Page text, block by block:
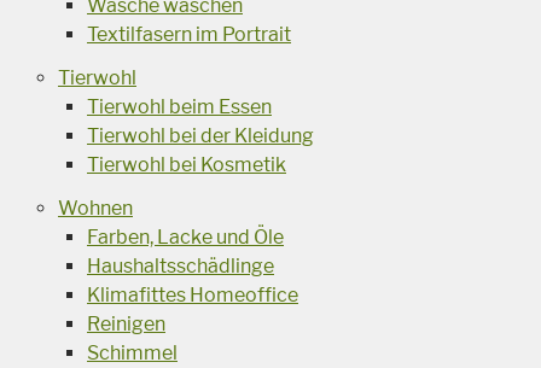
Wäsche waschen
Textilfasern im Portrait
Tierwohl
Tierwohl beim Essen
Tierwohl bei der Kleidung
Tierwohl bei Kosmetik
Wohnen
Farben, Lacke und Öle
Haushaltsschädlinge
Klimafittes Homeoffice
Reinigen
Schimmel